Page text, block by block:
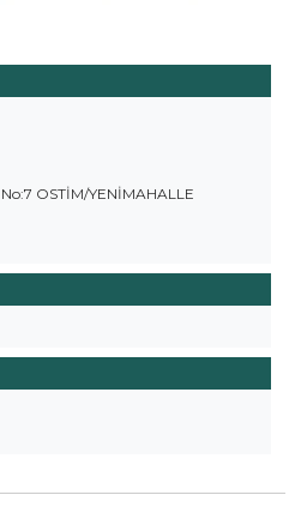
OSTİM/YENİMAHALLE